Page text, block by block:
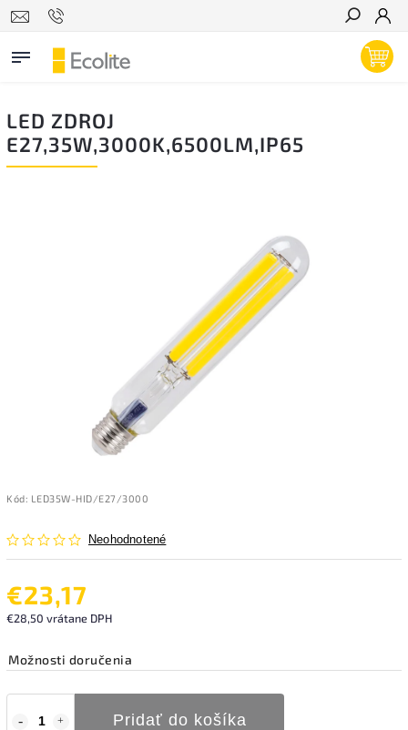
Hľadať
LED ZDROJ
E27,35W,3000K,6500LM,IP65
Kód: LED35W-HID/E27/3000
Neohodnotené
€23,17
€28,50 vrátane DPH
Možnosti doručenia
Pridať do košíka